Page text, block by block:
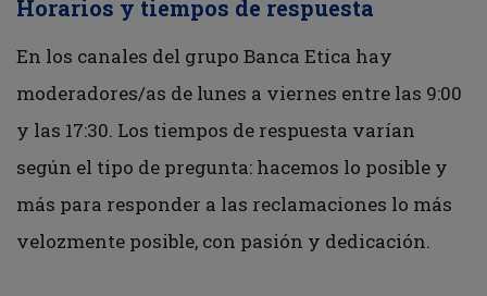
Horarios y tiempos de respuesta
En los canales del grupo Banca Etica hay
moderadores/as de lunes a viernes entre las 9:00
y las 17:30. Los tiempos de respuesta varían
según el tipo de pregunta: hacemos lo posible y
más para responder a las reclamaciones lo más
velozmente posible, con pasión y dedicación.